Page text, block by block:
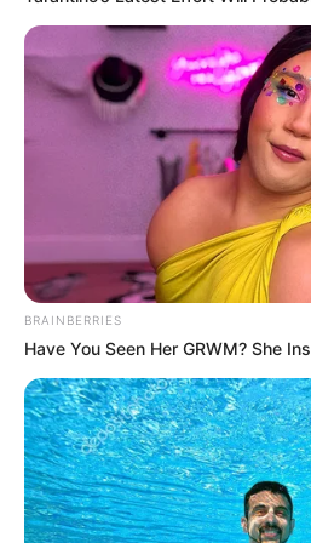
Quotes
Dia seorang pemaaf,
tahu bagaimana
dia selalu percaya
cintai. Sampai dia diinjak
pilihan selain melepaskan
membuat lubang di hatinya
Cuek itu bawaan, nyuekin
FAQ
Siapa Louise Anastasya?
Dia adalah aktor, model kelahiran
Siapa nama asli Louise Anastasya?
Nama aslinya adalah Louise
BRAINBERRIES
Have You Seen Her GRWM? She